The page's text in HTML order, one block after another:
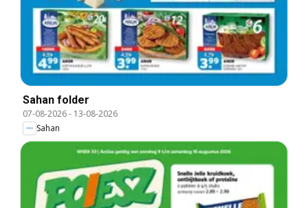
Sahan folder
07-08-2026- 13-08-2026
Sahan